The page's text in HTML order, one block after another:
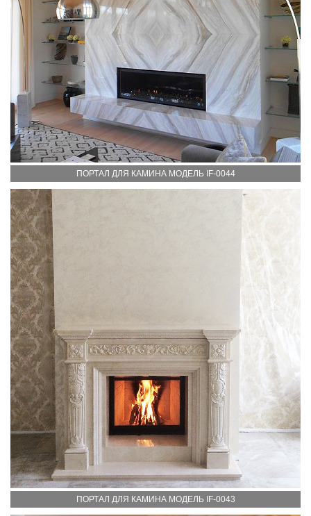
ПОРТАЛ ДЛЯ КАМИНА МОДЕЛЬ IF-0044
ПОРТАЛ ДЛЯ КАМИНА МОДЕЛЬ IF-0043